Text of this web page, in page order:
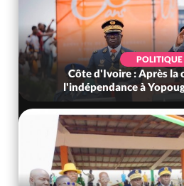
POLITIQUE
Côte d'Ivoire : Après la
l'indépendance à